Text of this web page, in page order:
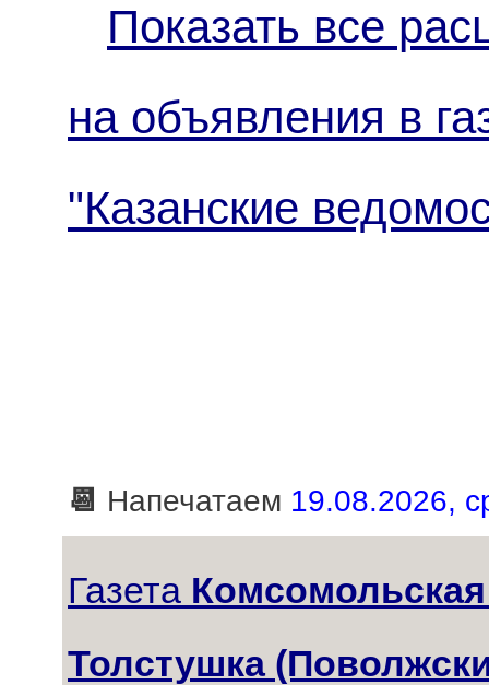
Показать все
на объявления в
"Казанские
📆 Напечатаем 19.08.2026,
Газета
Толстушка